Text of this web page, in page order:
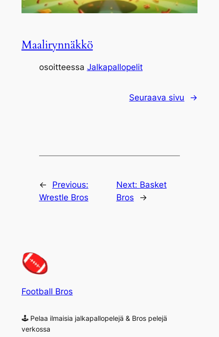
Maalirynnäkkö
osoitteessa Jalkapallopelit
Seuraava sivu →
←
Previous:
Wrestle Bros
Next: Basket
Bros
→
Football Bros
🕹 Pelaa ilmaisia jalkapallopelejä & Bros pelejä
verkossa